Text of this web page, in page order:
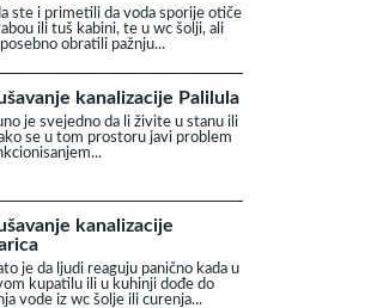
ste i primetili da voda sporije otiče
ili tuš kabini, te u wc šolji, ali
obratili pažnju...
kanalizacije Palilula
je svejedno da li živite u stanu ili
se u tom prostoru javi problem
kanalizacije
je da ljudi reaguju panično kada u
kupatilu ili u kuhinji dođe do
vode iz wc šolje ili curenja...